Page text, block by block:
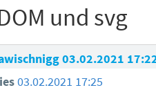
und svg
03.02.2021
03.02.2021 17:25